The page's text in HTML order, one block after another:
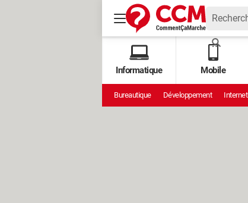
Informatique Mobile
Bureautique Développement Internet